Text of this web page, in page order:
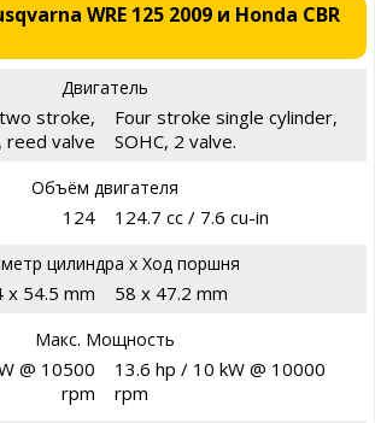
WRE 125 2009 и Honda CBR
Двигатель
stroke,
reed valve
Four stroke single cylinder,
SOHC, 2 valve.
Объём двигателя
124 124.7 cc / 7.6 cu-in
цилиндра х Ход поршня
x 54.5 mm 58 x 47.2 mm
Макс. Мощность
@ 10500
rpm
13.6 hp / 10 kW @ 10000
rpm